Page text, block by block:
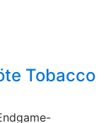
Tobacco